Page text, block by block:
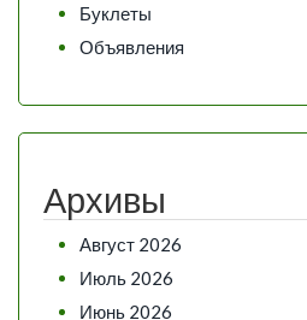
Буклеты
Объявления
Архивы
Август 2026
Июль 2026
Июнь 2026